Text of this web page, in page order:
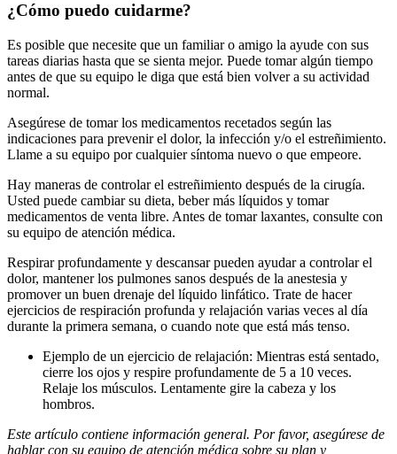
¿Cómo puedo cuidarme?
Es posible que necesite que un familiar o amigo la ayude con sus
tareas diarias hasta que se sienta mejor. Puede tomar algún tiempo
antes de que su equipo le diga que está bien volver a su actividad
normal.
Asegúrese de tomar los medicamentos recetados según las
indicaciones para prevenir el dolor, la infección y/o el estreñimiento.
Llame a su equipo por cualquier síntoma nuevo o que empeore.
Hay maneras de controlar el estreñimiento después de la cirugía.
Usted puede cambiar su dieta, beber más líquidos y tomar
medicamentos de venta libre. Antes de tomar laxantes, consulte con
su equipo de atención médica.
Respirar profundamente y descansar pueden ayudar a controlar el
dolor, mantener los pulmones sanos después de la anestesia y
promover un buen drenaje del líquido linfático. Trate de hacer
ejercicios de respiración profunda y relajación varias veces al día
durante la primera semana, o cuando note que está más tenso.
Ejemplo de un ejercicio de relajación: Mientras está sentado,
cierre los ojos y respire profundamente de 5 a 10 veces.
Relaje los músculos. Lentamente gire la cabeza y los
hombros.
Este artículo contiene información general. Por favor, asegúrese de
hablar con su equipo de atención médica sobre su plan y